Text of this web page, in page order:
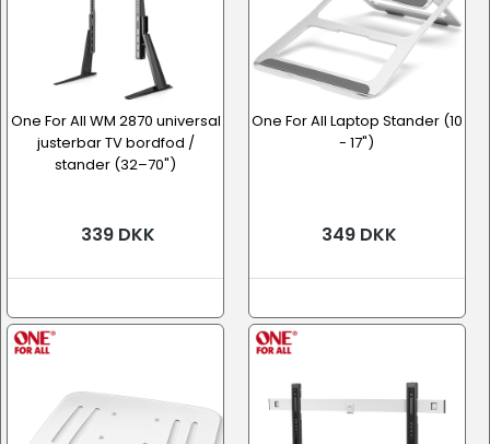
One For All WM 2870 universal
justerbar TV bordfod /
stander (32–70")
339 DKK
One For All Laptop Stander (10
- 17")
349 DKK